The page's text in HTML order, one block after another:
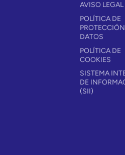
AVISO LEGAL
POLÍTICA DE
DATOS
POLÍTICA DE
COOKIES
SISTEMA
DE
(SII)